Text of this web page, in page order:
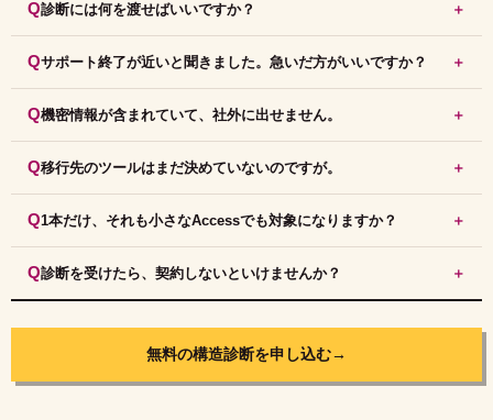
診断には何を渡せばいいですか？
サポート終了が近いと聞きました。急いだ方がいいですか？
機密情報が含まれていて、社外に出せません。
移行先のツールはまだ決めていないのですが。
1本だけ、それも小さなAccessでも対象になりますか？
診断を受けたら、契約しないといけませんか？
無料の構造診断を申し込む→